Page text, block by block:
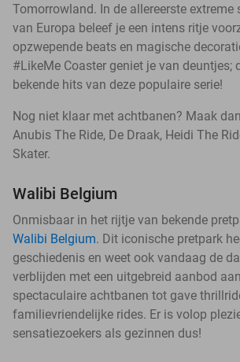
Tomorrowland. In de allereerste extreme
van Europa beleef je een intens ritje
opzwepende beats en magische
#LikeMe Coaster geniet je van deuntjes;
bekende hits van deze populaire serie!
Nog niet klaar met achtbanen? Maak
Anubis The Ride, De Draak, Heidi The
Skater.
Walibi Belgium
Onmisbaar in het rijtje van bekende
Walibi Belgium. Dit iconische pretpark
geschiedenis en weet ook vandaag de
verblijden met een uitgebreid aanbod
spectaculaire achtbanen tot gave
familievriendelijke rides. Er is volop
sensatiezoekers als gezinnen dus!